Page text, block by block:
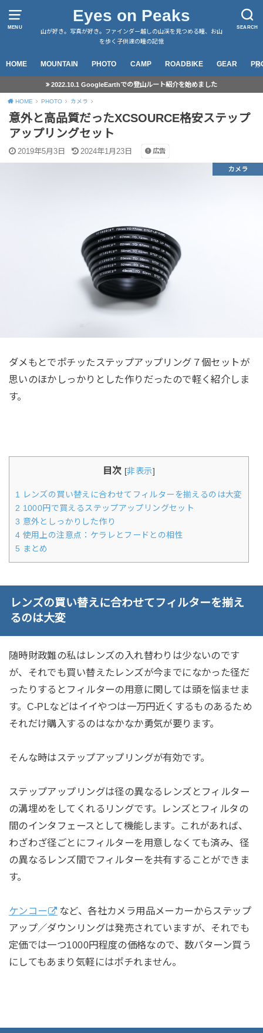
MENU SEARCH
Eyes on Peaks
山が好き。写真が好き。ファインダー越しの山渓を見つめる瞳、お山
を歩く子供達の瞳の記憶
HOME MOUNTAIN PHOTO CAMP ROADBIKE GEAR
2022.10.1 GoogleEarthでの登山ルート紹介を始めました
HOME PHOTO カメラ
意外と高品質だったXCSOURCE格安ステップ
アップリングセット
2019年5月3日 2024年1月23日 広告
カメラ
ダメもとでポチッたステップアップリング７個セットが
思いのほかしっかりとした作りだったので軽く紹介しま
す。
目次 [非表示]
1
レンズの買い替えに合わせてフィルターを揃えるのは大変
2 1000円で買えるステップアップリングセット
3 意外としっかりした作り
4 使用上の注意点：ケラレとフードとの相性
5 まとめ
レンズの買い替えに合わせてフィルターを揃え
るのは大変
随時財政難の私はレンズの入れ替わりは少ないのです
が、それでも買い替えたレンズが今までになかった径だ
ったりするとフィルターの用意に関しては頭を悩ませま
す。C-PLなどはイイやつは一万円近くするものあるため
それだけ購入するのはなかなか勇気が要ります。
そんな時はステップアップリングが有効です。
ステップアップリングは径の異なるレンズとフィルター
の溝埋めをしてくれるリングです。レンズとフィルタの
間のインタフェースとして機能します。これがあれば、
わざわざ径ごとにフィルターを用意しなくても済み、径
の異なるレンズ間でフィルターを共有することができま
す。
ケンコー
など、各社カメラ用品メーカーからステップ
アップ／ダウンリングは発売されていますが、それでも
定価では一つ1000円程度の価格なので、数パターン買う
にしてもあまり気軽にはポチれません。